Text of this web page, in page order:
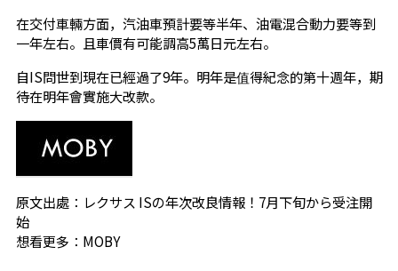
在交付車輛方面，汽油車預計要等半年、油電混合動力要等到
一年左右。且車價有可能調高5萬日元左右。
自IS問世到現在已經過了9年。明年是值得紀念的第十週年，期
待在明年會實施大改款。
原文出處： レクサス ISの年次改良情報！7月下旬から受注開
始
想看更多： MOBY